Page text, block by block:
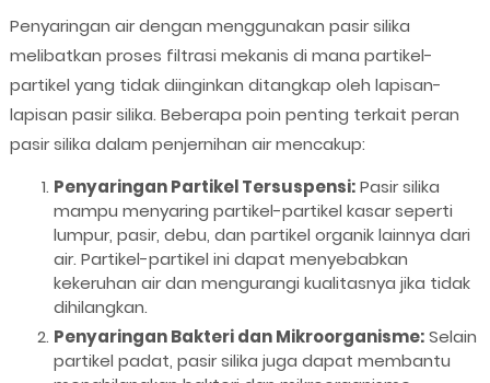
Penyaringan air dengan menggunakan pasir silika
melibatkan proses filtrasi mekanis di mana partikel-
partikel yang tidak diinginkan ditangkap oleh lapisan-
lapisan pasir silika. Beberapa poin penting terkait peran
pasir silika dalam penjernihan air mencakup:
Penyaringan Partikel Tersuspensi:Pasir silika
mampu menyaring partikel-partikel kasar seperti
lumpur, pasir, debu, dan partikel organik lainnya dari
air. Partikel-partikel ini dapat menyebabkan
kekeruhan air dan mengurangi kualitasnya jika tidak
dihilangkan.
Penyaringan Bakteri dan Mikroorganisme:Selain
partikel padat, pasir silika juga dapat membantu